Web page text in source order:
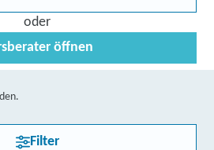
oder
öffnen
Filter